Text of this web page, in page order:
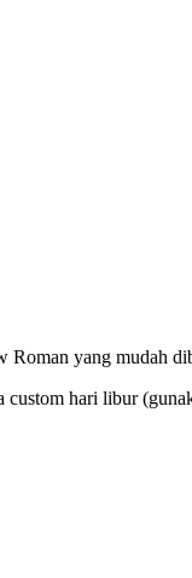
Roman yang mudah
hari libur